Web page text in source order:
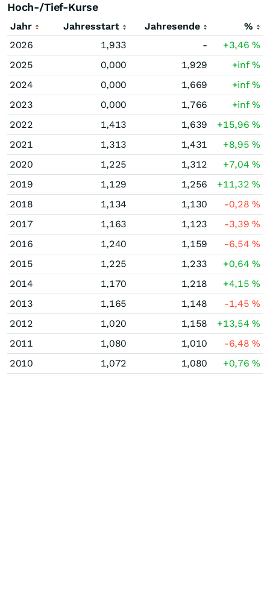
Hoch-/Tief-Kurse
Jahr Jahresstart Jahresende
%
2026
1,933 - +3,46%
2025
0,000 1,929 +inf%
2024
0,000 1,669 +inf%
2023
0,000 1,766 +inf%
2022
1,413 1,639 +15,96%
2021
1,313 1,431 +8,95%
2020
1,225 1,312 +7,04%
2019
1,129 1,256 +11,32%
2018
1,134 1,130 -0,28%
2017
1,163 1,123 -3,39%
2016
1,240 1,159 -6,54%
2015
1,225 1,233 +0,64%
2014
1,170 1,218 +4,15%
2013
1,165 1,148 -1,45%
2012
1,020 1,158 +13,54%
2011
1,080 1,010 -6,48%
2010
1,072 1,080 +0,76%